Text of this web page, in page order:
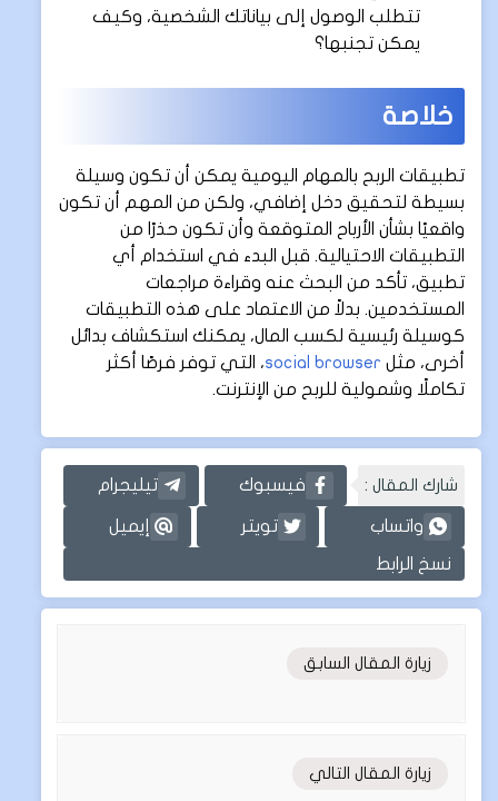
تتطلب الوصول إلى بياناتك الشخصية، وكيف
يمكن تجنبها؟
خلاصة
تطبيقات الربح بالمهام اليومية يمكن أن تكون وسيلة
بسيطة لتحقيق دخل إضافي، ولكن من المهم أن تكون
واقعيًا بشأن الأرباح المتوقعة وأن تكون حذرًا من
التطبيقات الاحتيالية. قبل البدء في استخدام أي
تطبيق، تأكد من البحث عنه وقراءة مراجعات
المستخدمين. بدلاً من الاعتماد على هذه التطبيقات
كوسيلة رئيسية لكسب المال، يمكنك استكشاف بدائل
أخرى، مثل social browser، التي توفر فرصًا أكثر
تكاملًا وشمولية للربح من الإنترنت.
شارك المقال : فيسبوك تيليجرام
واتساب تويتر إيميل
نسخ الرابط
زيارة المقال السابق
زيارة المقال التالي